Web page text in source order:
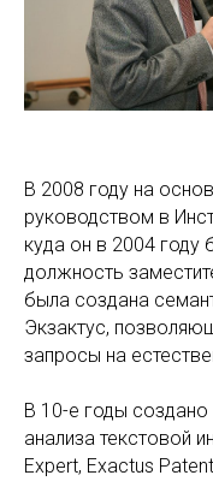
В 2008 году на
руководством в
куда он в 2004
должность
была создана
Экзактус,
запросы на
В 10-е годы
анализа текстовой
Expert, Exactus